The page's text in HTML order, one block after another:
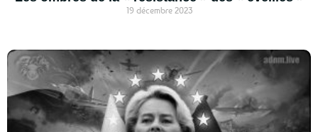
19 décembre 2023